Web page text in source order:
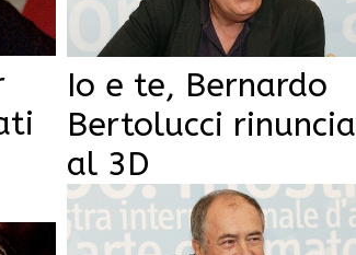
Io e te, Bernardo
Bertolucci rinuncia
al 3D